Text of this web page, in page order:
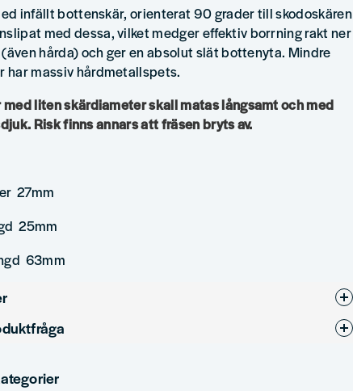
infällt bottenskär, orienterat 90 grader till skodoskären
med dessa, vilket medger effektiv borrning rakt ner
hårda) och ger en absolut slät bottenyta. Mindre
har massiv hårdmetallspets.
med liten skärdiameter skall matas långsamt och med
Risk finns annars att fräsen bryts av.
27mm
25mm
63mm
om denna produkten...